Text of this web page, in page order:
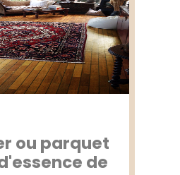
ou parquet
de